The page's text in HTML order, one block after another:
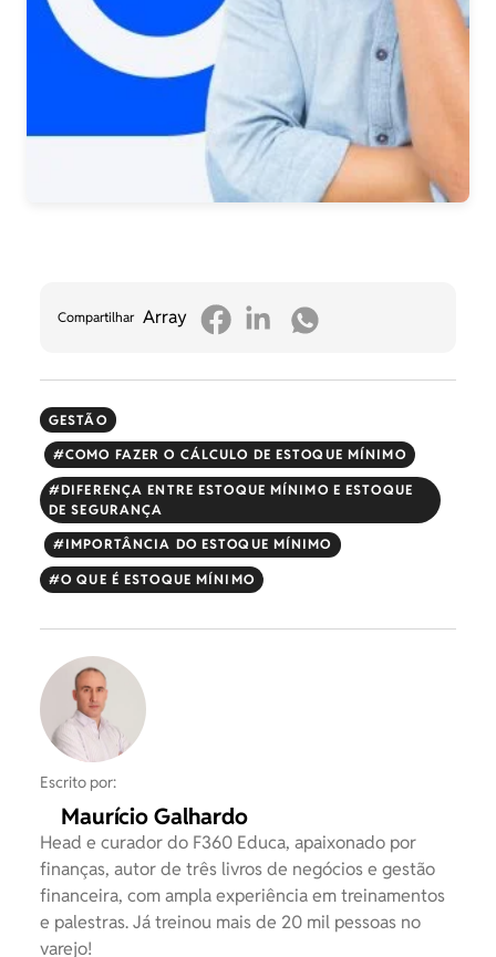
Compartilhar Array
GESTÃO
COMO FAZER O CÁLCULO DE ESTOQUE MÍNIMO
DIFERENÇA ENTRE ESTOQUE MÍNIMO E ESTOQUE
DE SEGURANÇA
IMPORTÂNCIA DO ESTOQUE MÍNIMO
O QUE É ESTOQUE MÍNIMO
Escrito por:
Maurício Galhardo
Head e curador do F360 Educa, apaixonado por
finanças, autor de três livros de negócios e gestão
financeira, com ampla experiência em treinamentos
e palestras. Já treinou mais de 20 mil pessoas no
varejo!